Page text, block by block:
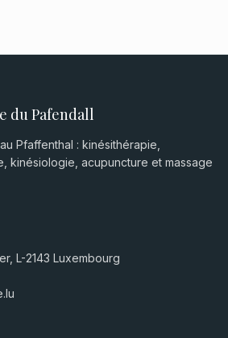
du Pafendall
Pfaffenthal : kinésithérapie,
kinésiologie, acupuncture et massage
L-2143 Luxembourg